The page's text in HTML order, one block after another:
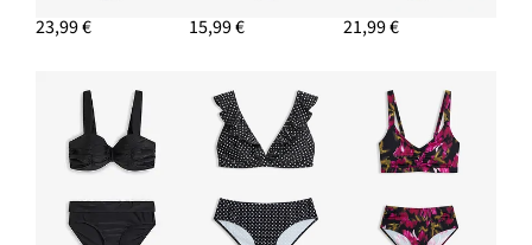
23,99 € 15,99 € 21,99 €